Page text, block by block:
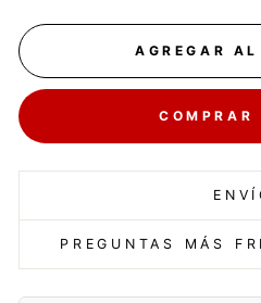
AGREGAR
COMPRAR
PREGUNTAS MÁS